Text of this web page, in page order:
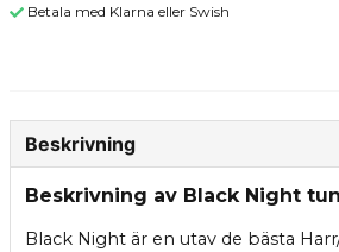
Betala med Klarna eller Swish
Beskrivning
Beskrivning av Black Night
Black Night är en utav de bästa